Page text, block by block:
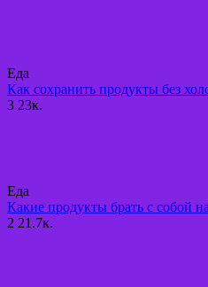
Еда
Как сохранить продукты без
3 23к.
Еда
Какие продукты брать с собой
2 21.7к.